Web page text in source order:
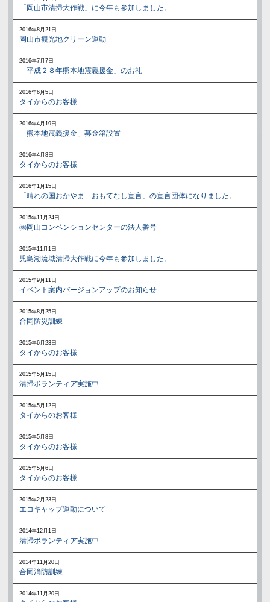
「岡山市清掃大作戦」に今年も参加しました。
2016年8月21日
岡山市観光地クリーン運動
2016年7月7日
「平成２８年熊本地震義援金」のお礼
2016年6月5日
タイからのお客様
2016年4月19日
「熊本地震義援金」募金箱設置
2016年4月8日
タイからのお客様
2016年1月15日
「晴れの国おかやま おもてなし宣言」の宣言団体になりました。
2015年11月24日
㈱岡山コンベンションセンターの法人番号
2015年11月1日
児島湖流域清掃大作戦に今年も参加しました。
2015年9月11日
イベント案内バージョンアップのお知らせ
2015年8月25日
合同防災訓練
2015年6月23日
タイからのお客様
2015年5月15日
清掃ボランティア実施中
2015年5月12日
タイからのお客様
2015年5月8日
タイからのお客様
2015年5月6日
タイからのお客様
2015年2月23日
エコキャップ運動について
2014年12月1日
清掃ボランティア実施中
2014年11月20日
合同消防訓練
2014年11月20日